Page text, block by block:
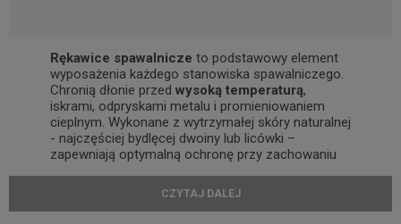
Rękawice spawalnicze to podstawowy element
wyposażenia każdego stanowiska spawalniczego.
Chronią dłonie przed wysoką temperaturą,
iskrami, odpryskami metalu i promieniowaniem
cieplnym. Wykonane z wytrzymałej skóry naturalnej
- najczęściej bydlęcej dwoiny lub licówki –
zapewniają optymalną ochronę przy zachowaniu
rękawice ochronne dla spawaczy
bezpieczeństwa, pewnego chwytu i pełnej kontroli
CZYTAJ DALEJ